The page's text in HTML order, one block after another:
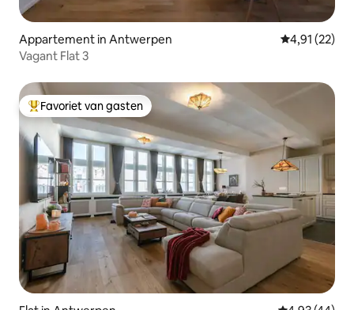
Appartement in Antwerpen Gemiddelde
4,91 (22)
Vagant Flat 3
Topfavoriet van gasten
Favoriet van gasten